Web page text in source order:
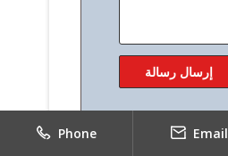
Phone Email